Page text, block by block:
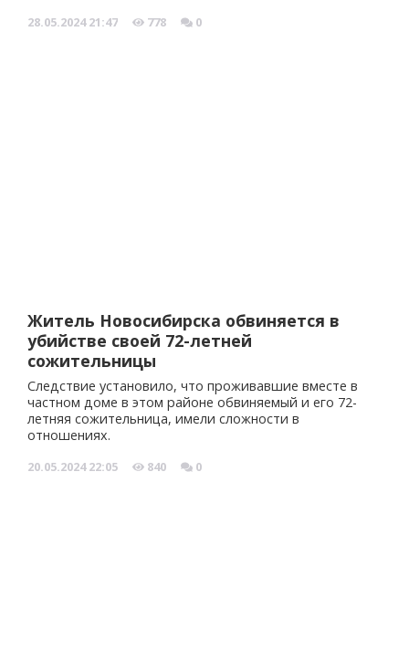
28.05.2024 21:47 778 0
Житель Новосибирска обвиняется в
убийстве своей 72-летней
сожительницы
Следствие установило, что проживавшие вместе в
частном доме в этом районе обвиняемый и его 72-
летняя сожительница, имели сложности в
отношениях.
20.05.2024 22:05 840 0